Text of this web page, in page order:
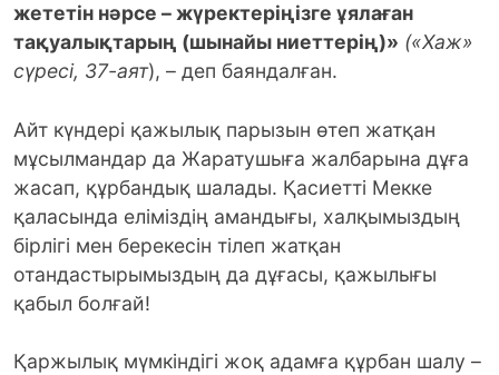
жететін нәрсе – жүректеріңізге ұялаған
тақуалықтарың (шынайы ниеттерің)» («Хаж»
сүресі, 37-аят), – деп баяндалған.
Айт күндері қажылық парызын өтеп жатқан
мұсылмандар да Жаратушыға жалбарына дұға
жасап, құрбандық шалады. Қасиетті Мекке
қаласында еліміздің амандығы, халқымыздың
бірлігі мен берекесін тілеп жатқан
отандастырымыздың да дұғасы, қажылығы
қабыл болғай!
Қаржылық мүмкіндігі жоқ адамға құрбан шалу –